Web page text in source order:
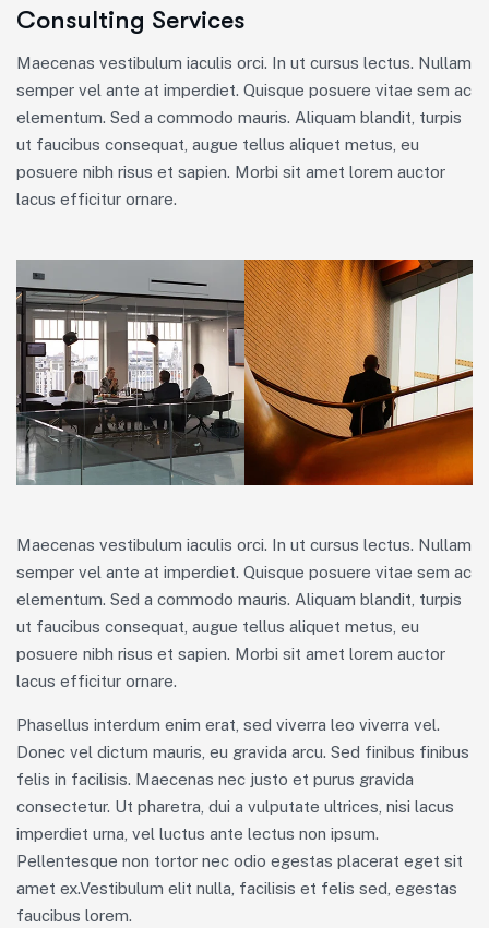
Consulting Services
Maecenas vestibulum iaculis orci. In ut cursus lectus. Nullam
semper vel ante at imperdiet. Quisque posuere vitae sem ac
elementum. Sed a commodo mauris. Aliquam blandit, turpis
ut faucibus consequat, augue tellus aliquet metus, eu
posuere nibh risus et sapien. Morbi sit amet lorem auctor
lacus efficitur ornare.
Maecenas vestibulum iaculis orci. In ut cursus lectus. Nullam
semper vel ante at imperdiet. Quisque posuere vitae sem ac
elementum. Sed a commodo mauris. Aliquam blandit, turpis
ut faucibus consequat, augue tellus aliquet metus, eu
posuere nibh risus et sapien. Morbi sit amet lorem auctor
lacus efficitur ornare.
Phasellus interdum enim erat, sed viverra leo viverra vel.
Donec vel dictum mauris, eu gravida arcu. Sed finibus finibus
felis in facilisis. Maecenas nec justo et purus gravida
consectetur. Ut pharetra, dui a vulputate ultrices, nisi lacus
imperdiet urna, vel luctus ante lectus non ipsum.
Pellentesque non tortor nec odio egestas placerat eget sit
amet ex.Vestibulum elit nulla, facilisis et felis sed, egestas
faucibus lorem.